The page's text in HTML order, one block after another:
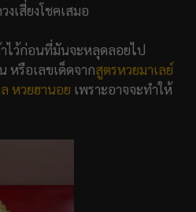
เสี่ยงโชคเสมอ
าไว้ก่อนที่มันจะหลุดลอยไป
หรือเลขเด็ดจากสูตรหวยมาเลย์
หวยฮานอย เพราะอาจจะทำให้